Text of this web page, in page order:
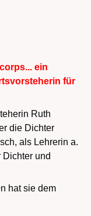
ein
für
Ruth
die Dichter
als Lehrerin a.
und
hat sie dem